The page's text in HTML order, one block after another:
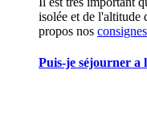
isolée et de l'altitude
propos nos
Puis-je séjourner a